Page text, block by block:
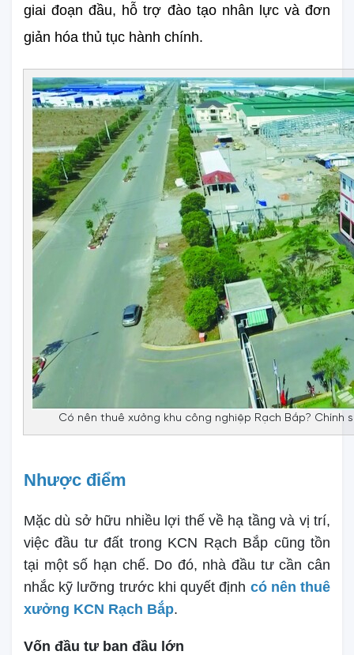
giai đoạn đầu, hỗ trợ đào tạo nhân lực và đơn
giản hóa thủ tục hành chính.
Có nên thuê xưởng khu công nghiệp Rạch Bắp?
Nhược điểm
Mặc dù sở hữu nhiều lợi thế về hạ tầng và vị trí,
việc đầu tư đất trong KCN Rạch Bắp cũng tồn
tại một số hạn chế. Do đó, nhà đầu tư cần cân
nhắc kỹ lưỡng trước khi quyết định có nên thuê
xưởng KCN Rạch Bắp.
Vốn đầu tư ban đầu lớn